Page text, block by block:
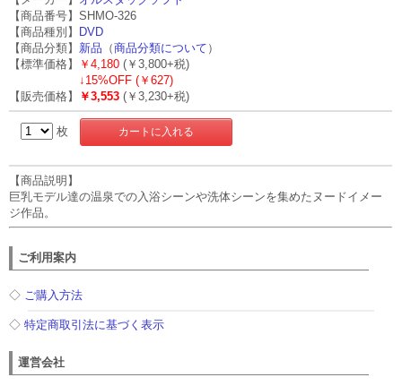
【商品番号】SHMO-326
【商品種別】 DVD
【商品分類】 新品 （商品分類について ）
【標準価格】
￥4,180 (￥3,800+税)
↓ 15%OFF (￥627)
【販売価格】
￥3,553 (￥3,230+税)
枚
【商品説明】
巨乳モデル達の温泉での入浴シーンや洗体シーンを集めたヌードイメー
ジ作品。
ご利用案内
◇ ご購入方法
◇特定商取引法に基づく表示
運営会社